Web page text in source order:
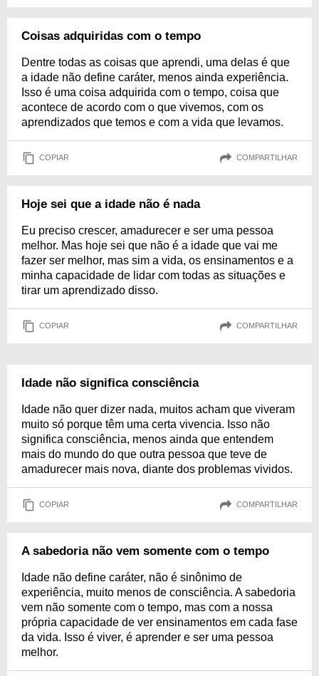
Coisas adquiridas com o tempo
Dentre todas as coisas que aprendi, uma delas é que
a idade não define caráter, menos ainda experiência.
Isso é uma coisa adquirida com o tempo, coisa que
acontece de acordo com o que vivemos, com os
aprendizados que temos e com a vida que levamos.
COPIAR COMPARTILHAR
Hoje sei que a idade não é nada
Eu preciso crescer, amadurecer e ser uma pessoa
melhor. Mas hoje sei que não é a idade que vai me
fazer ser melhor, mas sim a vida, os ensinamentos e a
minha capacidade de lidar com todas as situações e
tirar um aprendizado disso.
COPIAR COMPARTILHAR
Idade não significa consciência
Idade não quer dizer nada, muitos acham que viveram
muito só porque têm uma certa vivencia. Isso não
significa consciência, menos ainda que entendem
mais do mundo do que outra pessoa que teve de
amadurecer mais nova, diante dos problemas vividos.
COPIAR COMPARTILHAR
A sabedoria não vem somente com o tempo
Idade não define caráter, não é sinônimo de
experiência, muito menos de consciência. A sabedoria
vem não somente com o tempo, mas com a nossa
própria capacidade de ver ensinamentos em cada fase
da vida. Isso é viver, é aprender e ser uma pessoa
melhor.